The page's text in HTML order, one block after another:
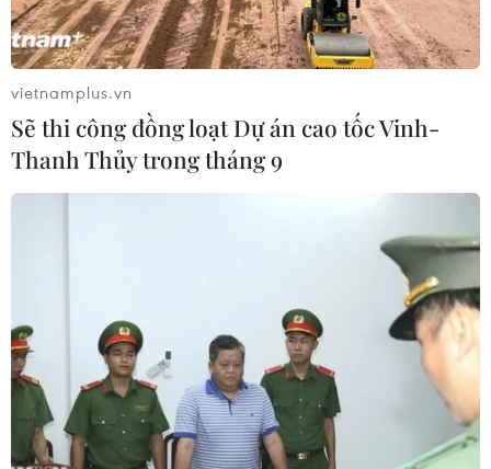
'Hố tử thần' tại tỉnh Thanh Hải. (Nguồn: thestandard)
Nhà chức trách Trung Quốc cho biết ít nhất 6
người đã thiệt mạng và 16 người bị thương
vietnamplus.vn
Sẽ thi công đồng loạt Dự án cao tốc Vinh-
Thanh Thủy trong tháng 9